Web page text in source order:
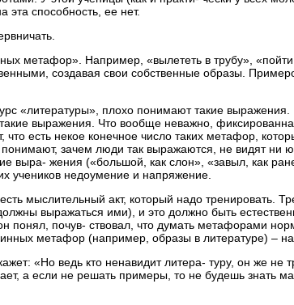
эта способность, ее нет.
метафор». Например, «вылететь в трубу»,
создавая свои собственные образы.
«литературы», плохо понимают такие
выражения. Что вообще неважно,
есть некое конечное число таких метафор,
зачем люди так выражаются, не видят
выра- жения («большой, как слон», «завыл, как
учеников недоумение и напряжение.
мыслительный акт, который надо
выражаться ими), и это должно быть
понял, почув- ствовал, что думать метафорами
метафор (например, образы в литературе) –
«Но ведь кто ненавидит литера- туру, он же
а если не решать примеры, то не будешь знать